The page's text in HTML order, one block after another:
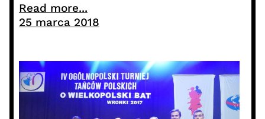
Read more...
25 marca 2018